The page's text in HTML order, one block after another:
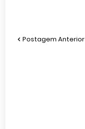
Postagem Anterior